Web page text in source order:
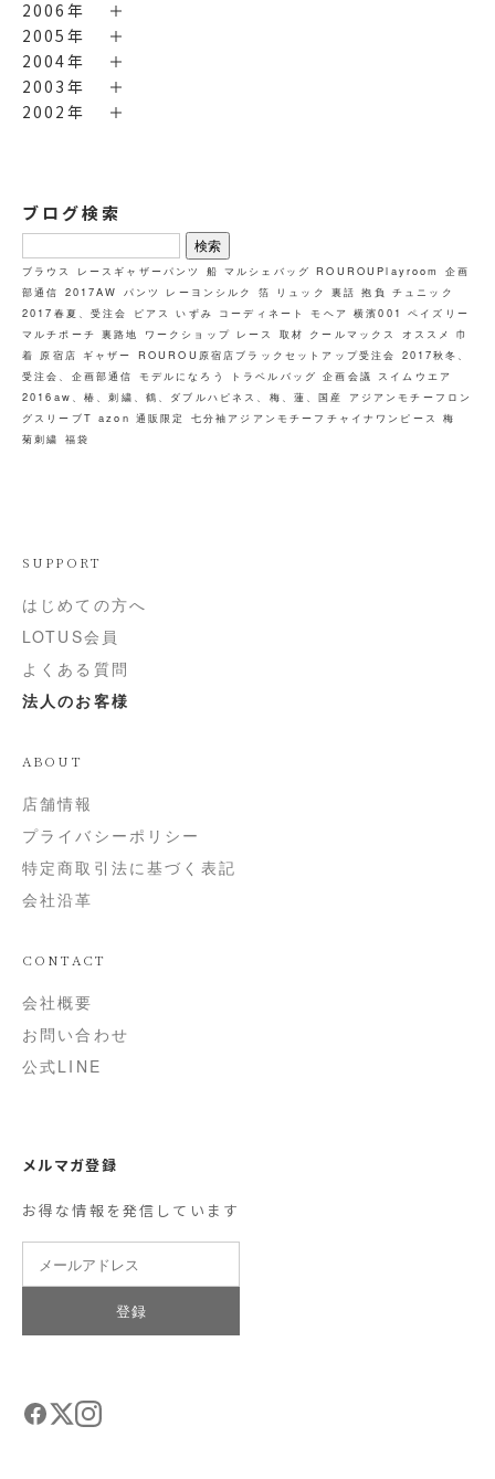
2006年
2005年
2004年
2003年
2002年
ブログ検索
検
索:
ブラウス レースギャザーパンツ 船 マルシェバッグ ROUROUPlayroom
企画
部通信 2017AW パンツ レーヨンシルク 箔 リュック 裏話 抱負 チュニック
2017春夏、受注会
ピアス いずみ コーディネート モヘア 横濱001 ペイズリー
マルチポーチ 裏路地 ワークショップ レース 取材 クールマックス オススメ
巾
着 原宿店 ギャザー ROUROU原宿店ブラックセットアップ受注会 2017秋冬、
受注会、企画部通信
モデルになろう トラベルバッグ 企画会議 スイムウエア
2016aw、椿、刺繍、鶴、ダブルハピネス、梅、蓮、国産
アジアンモチーフロン
グスリーブT azon 通販限定 七分袖アジアンモチーフチャイナワンピース 梅
菊刺繍 福袋
SUPPORT
はじめての方へ
LOTUS会員
よくある質問
法人のお客様
ABOUT
店舗情報
プライバシーポリシー
特定商取引法に基づく表記
会社沿革
CONTACT
会社概要
お問い合わせ
公式LINE
メルマガ登録
お得な情報を発信しています
登録